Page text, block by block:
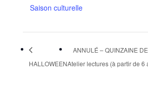
Saison culturelle
HALLOWEEN
ANNULÉ – QUINZAINE
Atelier lectures (à partir de 6